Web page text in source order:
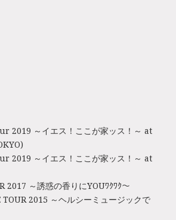
2019 ～イエス！ここが家ッス！～ at
2019 ～イエス！ここが家ッス！～ at
2017 ～誘惑の香りにYOUﾜｸﾜｸ～
TOUR 2015 ～ヘルシーミュージックで